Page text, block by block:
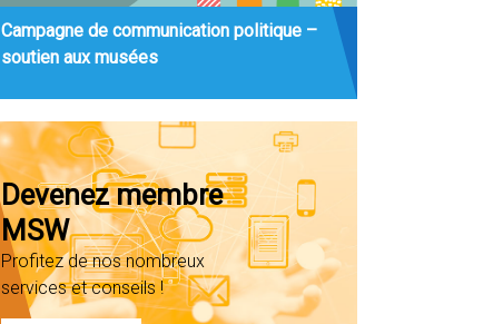
Campagne de communication politique –
soutien aux musées
Devenez membre
MSW
Profitez de nos nombreux
services et conseils !